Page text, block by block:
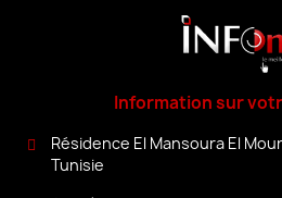
Information sur
Résidence El Mansoura El
Tunisie